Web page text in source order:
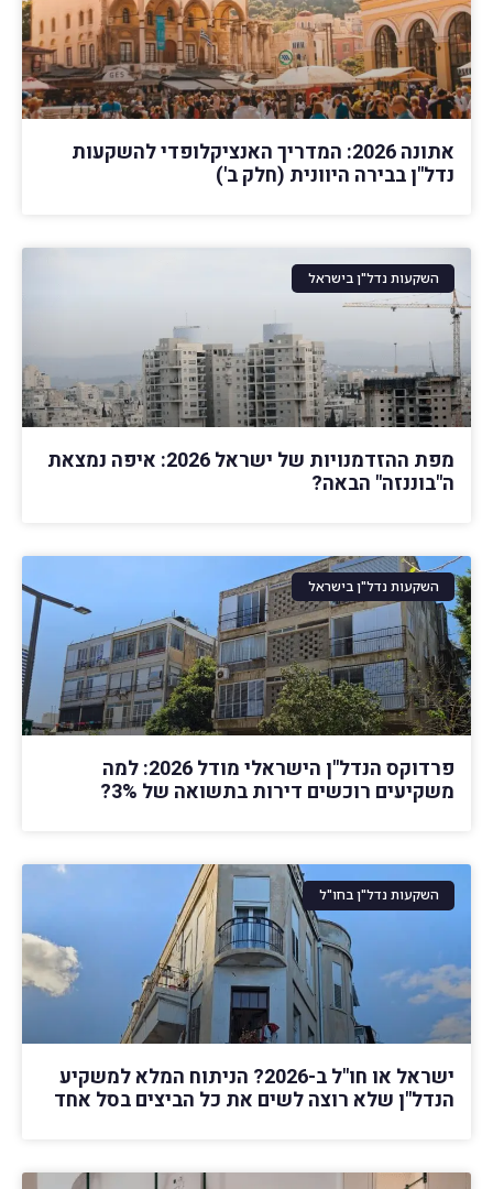
אתונה 2026: המדריך האנציקלופדי להשקעות
נדל"ן בבירה היוונית (חלק ב')
השקעות נדל"ן בישראל
מפת ההזדמנויות של ישראל 2026: איפה נמצאת
ה"בוננזה" הבאה?
השקעות נדל"ן בישראל
פרדוקס הנדל"ן הישראלי מודל 2026: למה
משקיעים רוכשים דירות בתשואה של 3%?
השקעות נדל"ן בחו"ל
ישראל או חו"ל ב-2026? הניתוח המלא למשקיע
הנדל"ן שלא רוצה לשים את כל הביצים בסל אחד